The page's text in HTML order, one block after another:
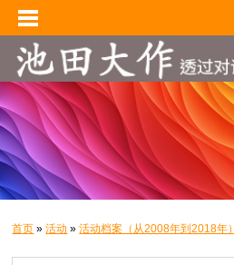
首页 »活动 »活动档案（从2008年到2018年）